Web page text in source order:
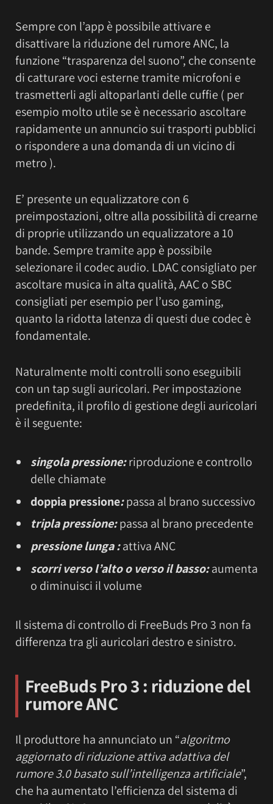
Sempre con l’app è possibile attivare e
disattivare la riduzione del rumore ANC, la
funzione “trasparenza del suono”, che consente
di catturare voci esterne tramite microfoni e
trasmetterli agli altoparlanti delle cuffie ( per
esempio molto utile se è necessario ascoltare
rapidamente un annuncio sui trasporti pubblici
o rispondere a una domanda di un vicino di
metro ).
E’ presente un equalizzatore con 6
preimpostazioni, oltre alla possibilità di crearne
di proprie utilizzando un equalizzatore a 10
bande. Sempre tramite app è possibile
selezionare il codec audio. LDAC consigliato per
ascoltare musica in alta qualità, AAC o SBC
consigliati per esempio per l’uso gaming,
quanto la ridotta latenza di questi due codec è
fondamentale.
Naturalmente molti controlli sono eseguibili
con un tap sugli auricolari. Per impostazione
predefinita, il profilo di gestione degli auricolari
è il seguente:
singola pressione:riproduzione e controllo
delle chiamate
doppia pressione:passa al brano successivo
tripla pressione:passa al brano precedente
pressione lunga :attiva ANC
scorri verso l’alto o verso il basso:aumenta
o diminuisci il volume
Il sistema di controllo di FreeBuds Pro 3 non fa
differenza tra gli auricolari destro e sinistro.
FreeBuds Pro 3 : riduzione del
rumore ANC
Il produttore ha annunciato un “algoritmo
aggiornato di riduzione attiva adattiva del
rumore 3.0 basato sull’intelligenza artificiale”,
che ha aumentato l’efficienza del sistema di